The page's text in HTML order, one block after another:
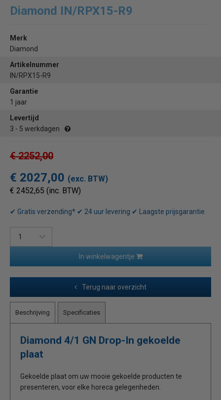
Diamond IN/RPX15-R9
Merk
Diamond
Artikelnummer
IN/RPX15-R9
Garantie
1 jaar
Levertijd
3 - 5 werkdagen
€ 2252,00
€ 2027,00 (exc. BTW)
€ 2452,65 (inc. BTW)
✔ Gratis verzending* ✔ 24 uur levering ✔ Laagste prijsgarantie
In winkelwagentje
Terug naar overzicht
Beschrijving Specificaties
Diamond 4/1 GN Drop-In gekoelde
plaat
Gekoelde plaat om uw mooie gekoelde producten te
presenteren, voor elke horeca gelegenheden.